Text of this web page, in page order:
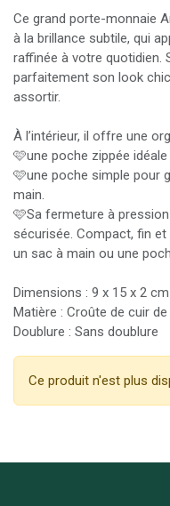
Ce grand porte-monnaie
à la brillance subtile, qui
raffinée à votre quotidien.
parfaitement son look
assortir.
À l’intérieur, il offre une
🩷une poche zippée
🩷une poche simple pour
main.
🩷Sa fermeture à
sécurisée. Compact, fin
un sac à main ou une
Dimensions : 9 x 15 x 2 cm
Matière : Croûte de cuir
Doublure : Sans doublure
Ce produit n'est plus